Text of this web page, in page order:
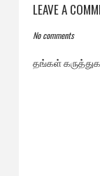
LEAVE A
No comments
தங்கள்